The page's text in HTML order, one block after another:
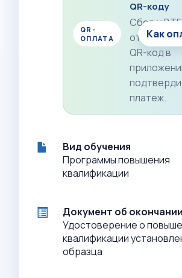
QR-
ОПЛАТА
QR-коду
Сбер и
QR-код в
платеж.
Как
Вид обучения
Программы повышения
квалификации
Документ об
Удостоверение о
квалификации
образца